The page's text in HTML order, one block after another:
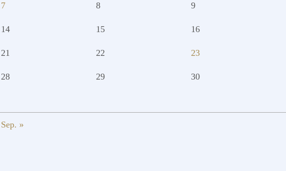
7 8 9
14 15 16
21 22 23
28 29 30
Sep. »